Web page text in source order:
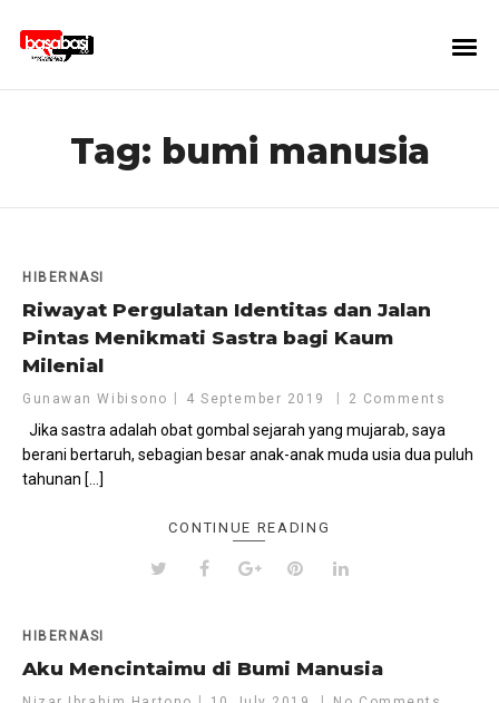
Tag: bumi manusia
HIBERNASI
Riwayat Pergulatan Identitas dan Jalan
Pintas Menikmati Sastra bagi Kaum
Milenial
Gunawan Wibisono 4 September 2019 2 Comments
Jika sastra adalah obat gombal sejarah yang mujarab, saya
berani bertaruh, sebagian besar anak-anak muda usia dua puluh
tahunan […]
CONTINUE READING
HIBERNASI
Aku Mencintaimu di Bumi Manusia